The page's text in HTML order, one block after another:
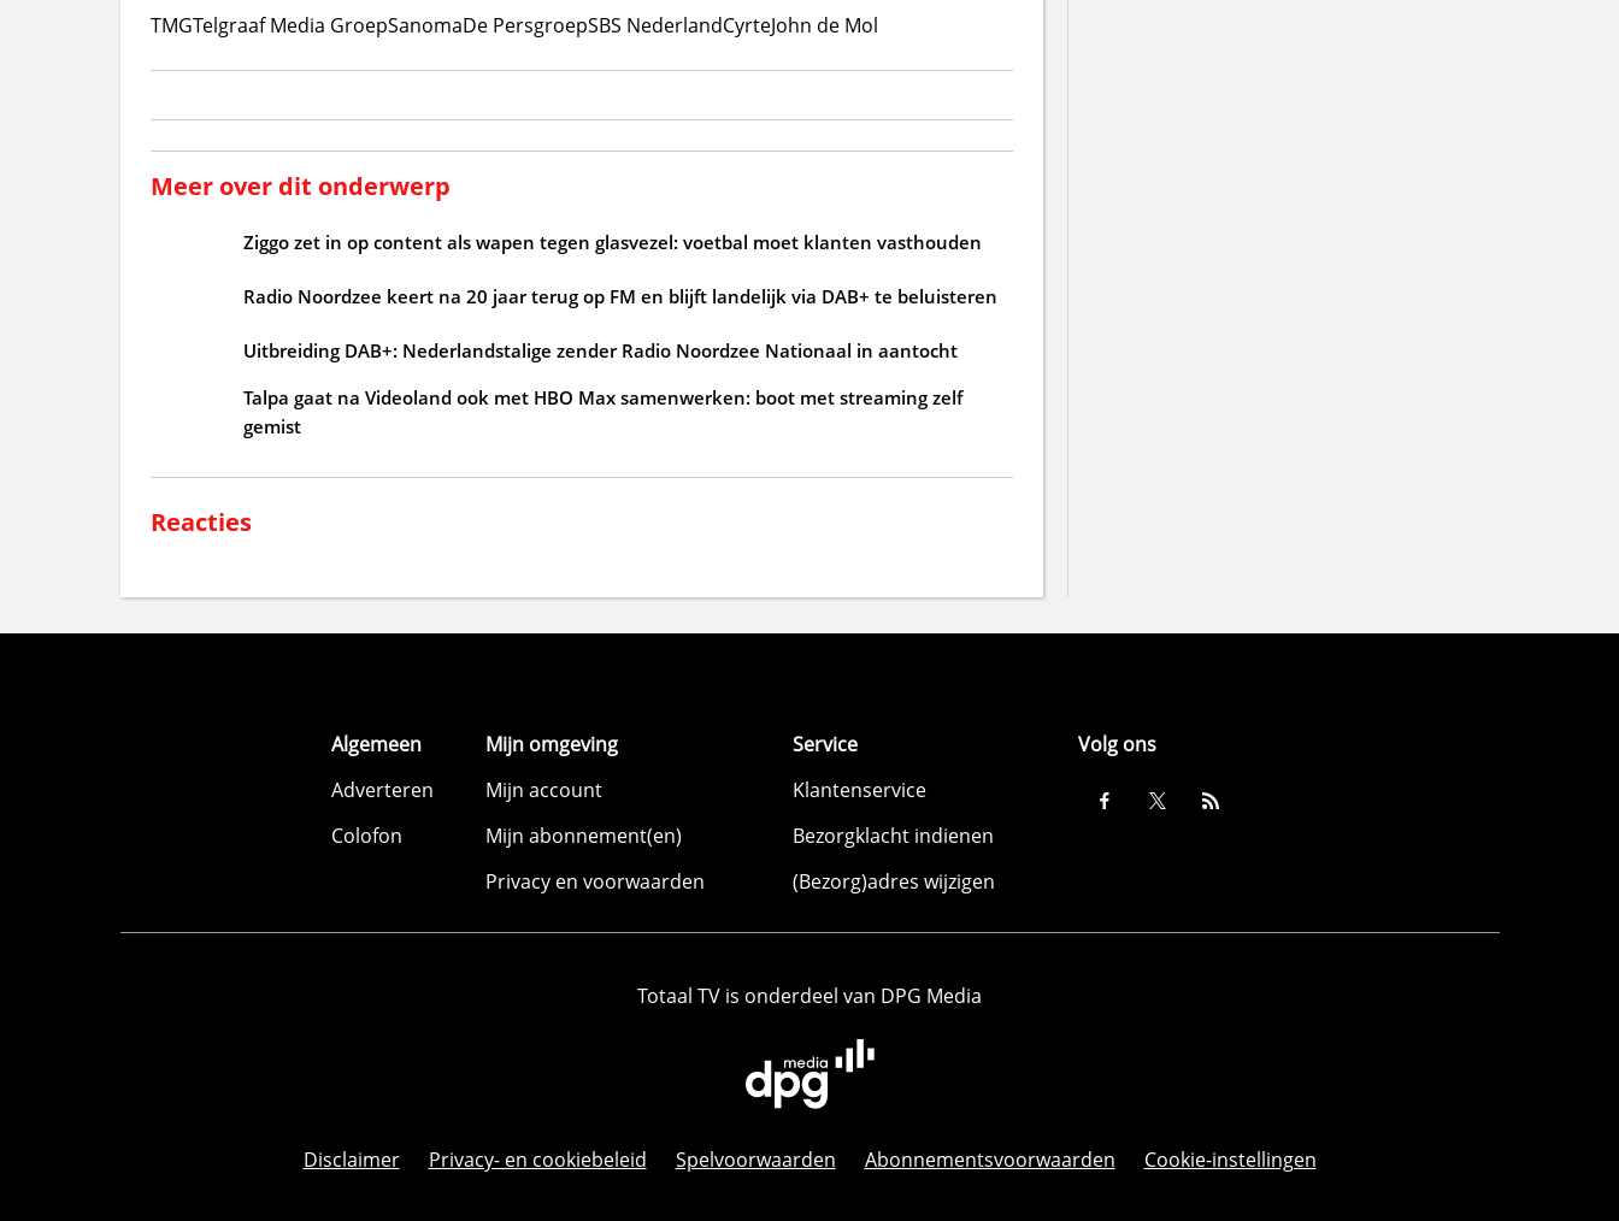
TMGTelgraaf Media GroepSanomaDe PersgroepSBS NederlandCyrteJohn de Mol
Meer over dit onderwerp
Ziggo zet in op content als wapen tegen glasvezel: voetbal moet klanten vasthouden
Radio Noordzee keert na 20 jaar terug op FM en blijft landelijk via DAB+ te beluisteren
Uitbreiding DAB+: Nederlandstalige zender Radio Noordzee Nationaal in aantocht
Talpa gaat na Videoland ook met HBO Max samenwerken: boot met streaming zelf
gemist
Reacties
Algemeen
Adverteren
Colofon
Mijn omgeving
Mijn account
Mijn abonnement(en)
Privacy en voorwaarden
Service
Klantenservice
Bezorgklacht indienen
(Bezorg)adres wijzigen
Volg ons
Totaal TV is onderdeel van DPG Media
Disclaimer Privacy- en cookiebeleid Spelvoorwaarden Abonnementsvoorwaarden Cookie-instellingen